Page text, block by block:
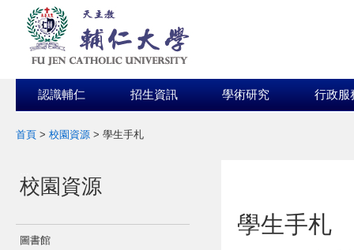
認識輔仁 招生資訊 學術研究 行政服
首頁 > 校園資源 > 學生手札
:::
校園資源
圖書館
學生手札